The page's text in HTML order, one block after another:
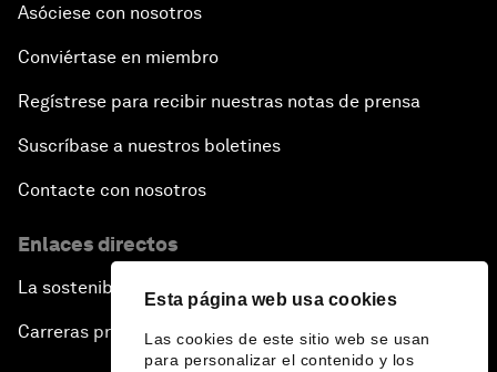
Esta página web usa cookies
Las cookies de este sitio web se usan
para personalizar el contenido y los
Asóciese con nosotros
Conviértase en miembro
Regístrese para recibir nuestras notas de prensa
Suscríbase a nuestros boletines
Contacte con nosotros
Enlaces directos
La sostenibilidad en el Foro
Carreras profesionales